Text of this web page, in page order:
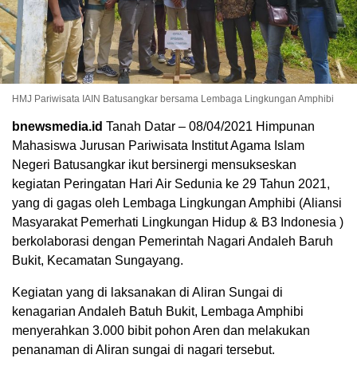
HMJ Pariwisata IAIN Batusangkar bersama Lembaga Lingkungan Amphibi
bnewsmedia.id Tanah Datar – 08/04/2021 Himpunan
Mahasiswa Jurusan Pariwisata Institut Agama Islam
Negeri Batusangkar ikut bersinergi mensukseskan
kegiatan Peringatan Hari Air Sedunia ke 29 Tahun 2021,
yang di gagas oleh Lembaga Lingkungan Amphibi (Aliansi
Masyarakat Pemerhati Lingkungan Hidup & B3 Indonesia )
berkolaborasi dengan Pemerintah Nagari Andaleh Baruh
Bukit, Kecamatan Sungayang.
Kegiatan yang di laksanakan di Aliran Sungai di
kenagarian Andaleh Batuh Bukit, Lembaga Amphibi
menyerahkan 3.000 bibit pohon Aren dan melakukan
penanaman di Aliran sungai di nagari tersebut.